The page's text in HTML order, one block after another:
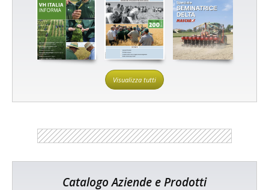
Visualizza tutti
Catalogo Aziende e Prodotti